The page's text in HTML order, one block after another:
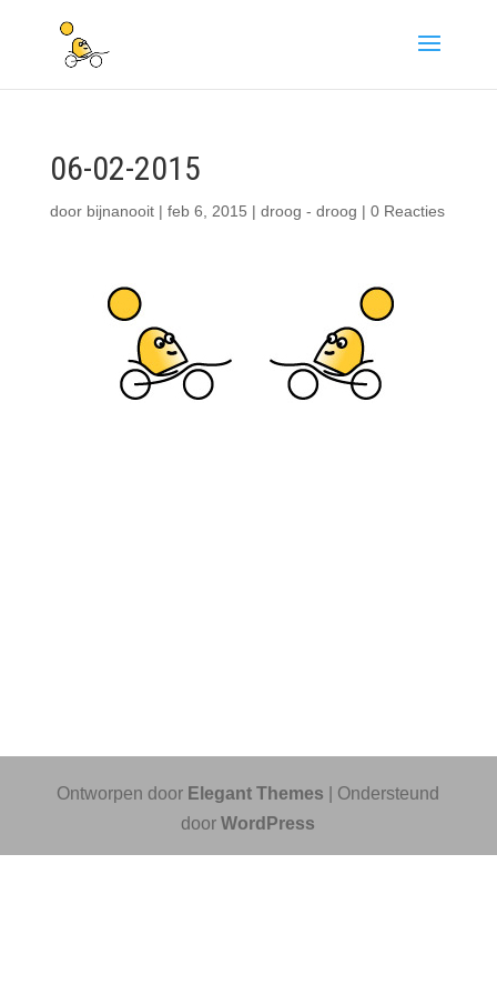
06-02-2015
door bijnanooit| feb 6, 2015 | droog - droog | 0 Reacties
Ontworpen door Elegant Themes | Ondersteund
doorWordPress